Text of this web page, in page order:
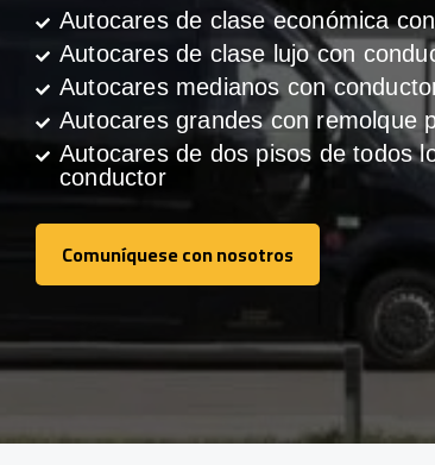
Autocares de clase económica
Autocares de clase lujo con
Autocares medianos con
Autocares grandes con remolque
Autocares de dos pisos de todos
conductor
Comuníquese con nosotros
Comuníquese con nosotros